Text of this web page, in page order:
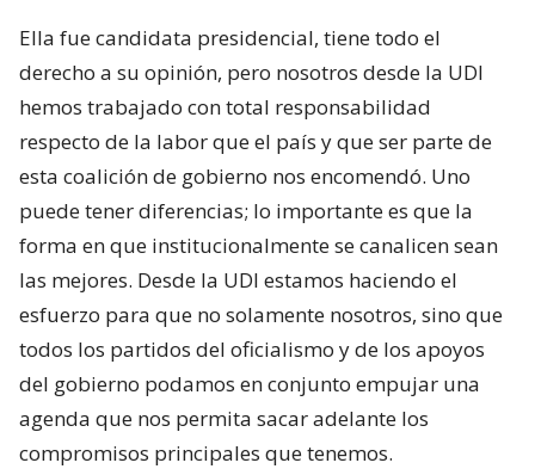
Ella fue candidata presidencial, tiene todo el
derecho a su opinión, pero nosotros desde la UDI
hemos trabajado con total responsabilidad
respecto de la labor que el país y que ser parte de
esta coalición de gobierno nos encomendó. Uno
puede tener diferencias; lo importante es que la
forma en que institucionalmente se canalicen sean
las mejores. Desde la UDI estamos haciendo el
esfuerzo para que no solamente nosotros, sino que
todos los partidos del oficialismo y de los apoyos
del gobierno podamos en conjunto empujar una
agenda que nos permita sacar adelante los
compromisos principales que tenemos.